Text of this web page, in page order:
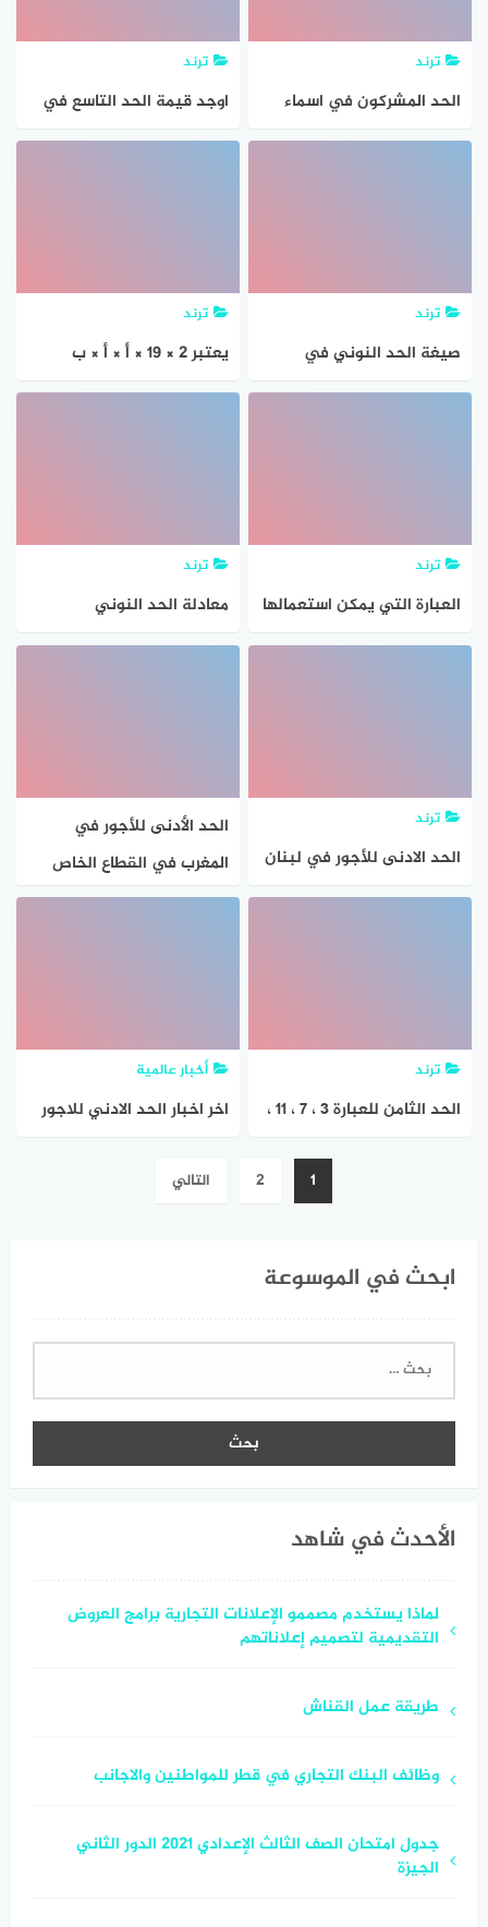
ترند
الحد المشركون في اسماء
الرب تعالى، ليعظموا الهتهم
ترند
اوجد قيمة الحد التاسع في
المتتابعة الحسابية اذا كان 6
ترند
صيغة الحد النوني في
المتتابعة الهندسية التالية
ترند
يعتبر 2 × 19 × أ × أ × ب
تحليلا تاما لوحيدة الحد -38
ترند
العبارة التي يمكن استعمالها
لإيجاد الحد النوني للمتتابعة
ترند
معادلة الحد النوني
للمتتابعة الحسابية التالية ٢
ترند
الحد الادنى للأجور في لبنان
وسبب نقص قيمة المرتبات
الحد الأدنى للأجور في
المغرب في القطاع الخاص
لعام 2026 – جاوبني
ترند
الحد الثامن للعبارة ٣ ، ٧ ، ١١ ،
أخبار عالمية
اخر اخبار الحد الادني للاجور
المؤقتين والذين يعملون
1
2 التالي
ابحث في الموسوعة
البحث
الأحدث في شاهد
لماذا يستخدم مصممو الإعلانات التجارية برامج العروض
التقديمية لتصميم إعلاناتهم
طريقة عمل القناش
وظائف البنك التجاري في قطر للمواطنين والاجانب
جدول امتحان الصف الثالث الإعدادي 2021 الدور الثاني
الجيزة